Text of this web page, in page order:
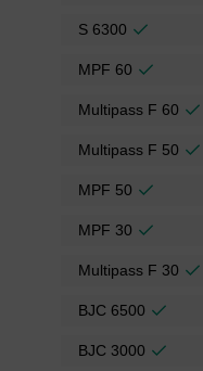
S 6300
MPF 60
Multipass F 60
Multipass F 50
MPF 50
MPF 30
Multipass F 30
BJC 6500
BJC 3000